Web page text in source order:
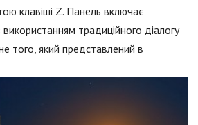
клавіші Z. Панель включає
традиційного діалогу
того, який представлений в